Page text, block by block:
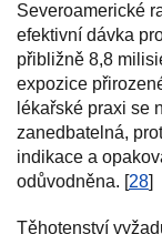
Severoamerické
efektivní dávka
přibližně 8,8
expozice
lékařské praxi se
zanedbatelná,
indikace a
odůvodněna. [28]
Těhotenství